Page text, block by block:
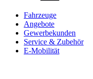
Fahrzeuge
Angebote
Gewerbekunden
Service & Zubehör
E-Mobilität